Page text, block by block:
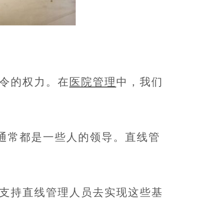
的权力。在 医院管理 中，我们
常都是一些人的领导。直线管
持直线管理人员去实现这些基